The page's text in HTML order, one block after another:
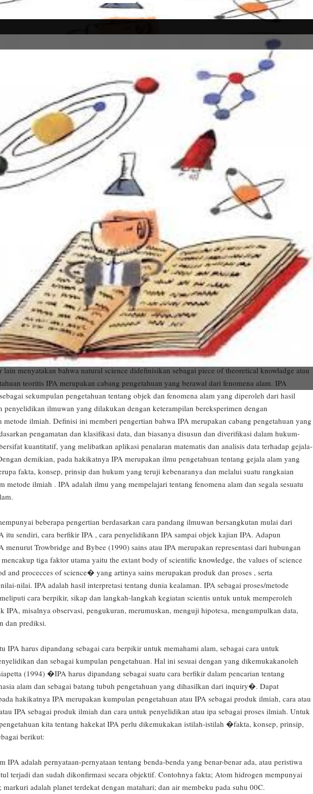
ILMU PENGETAHUAN ALAM (IPA)
 Umum HAKIKAT ILMU PENGETAHUAN ALAM (IPA)
2015
suatu ilmu yang mempelajari tentang alam sekitar beserta isinya. Hal ini berarti IPA
benda yang ada di alam, peristiwa, dan gejala-gejala yang muncul di alam. Ilmu dapat
suatu pengetahuan yang bersifat objektif. Jadi dari sisi istilah IPA adalah suatu pengetahuan
objektif tentang alam sekitar beserta isinya. Istilah Ilmu Pengetahuan Alam atau IPA dikenal juga
sains. Kata sains ini berasal dari bahasa latin yaitu scienta yang berarti �saya tahu�. Dalam
kata sains berasal dari kata science yang berarti �pengetahuan�. Science kemudian
social science yang dalam bahasa indonesia dikenal dengan ilmu pengetahuan sosial (IPS)
yang dalam bahasa indonesia dikenal dengan ilmu pengetahuan alam (IPA). Dalam kamus
natural science didefinisikan sebagai: systematic and formulated knowledge dealing with material
based mainly on observation and induction (yang diartikan bahwa ilmu pengetahuan alam
pengetahuan yang sistematis dan disusun dengan menghubungkan gejala-gejala alam
kebendaan dan didasarkan pada hasil pengamatan dan induksi).
menyatakan bahwa natural science didefinisikan sebagai piece of theoretical knowladge atau
teoritis IPA merupakan cabang pengetahuan yang berawal dari fenomena alam. IPA
sekumpulan pengetahuan tentang objek dan fenomena alam yang diperoleh dari hasil
penyelidikan ilmuwan yang dilakukan dengan keterampilan bereksperimen dengan
metode ilmiah. Definisi ini memberi pengertian bahwa IPA merupakan cabang pengetahuan yang
pengamatan dan klasifikasi data, dan biasanya disusun dan diverifikasi dalam hukum-
kuantitatif, yang melibatkan aplikasi penalaran matematis dan analisis data terhadap gejala-
demikian, pada hakikatnya IPA merupakan ilmu pengetahuan tentang gejala alam yang
fakta, konsep, prinsip dan hukum yang teruji kebenaranya dan melalui suatu rangkaian
metode ilmiah . IPA adalah ilmu yang mempelajari tentang fenomena alam dan segala sesuatu
beberapa pengertian berdasarkan cara pandang ilmuwan bersangkutan mulai dari
itu sendiri, cara berfikir IPA , cara penyelidikann IPA sampai objek kajian IPA. Adapun
menurut Trowbridge and Bybee (1990) sains atau IPA merupakan representasi dari hubungan
tiga faktor utama yaitu the extant body of scientific knowledge, the values of science
and procecces of science� yang artinya sains merupakan produk dan proses , serta
nilai. IPA adalah hasil interpretasi tentang dunia kealaman. IPA sebagai proses/metode
cara berpikir, sikap dan langkah-langkah kegiatan scientis untuk untuk memperoleh
IPA, misalnya observasi, pengukuran, merumuskan, menguji hipotesa, mengumpulkan data,
dan prediksi.
IPA harus dipandang sebagai cara berpikir untuk memahami alam, sebagai cara untuk
dan sebagai kumpulan pengetahuan. Hal ini sesuai dengan yang dikemukakanoleh
(1994) �IPA harus dipandang sebagai suatu cara berfikir dalam pencarian tentang
alam dan sebagai batang tubuh pengetahuan yang dihasilkan dari inquiry�. Dapat
hakikatnya IPA merupakan kumpulan pengetahuan atau IPA sebagai produk ilmiah, cara atau
IPA sebagai produk ilmiah dan cara untuk penyelidikan atau ipa sebagai proses ilmiah. Untuk
kita tentang hakekat IPA perlu dikemukakan istilah-istilah �fakta, konsep, prinsip,
berikut:
IPA adalah pernyataan-pernyataan tentang benda-benda yang benar-benar ada, atau peristiwa
terjadi dan sudah dikonfirmasi secara objektif. Contohnya fakta; Atom hidrogen mempunyai
markuri adalah planet terdekat dengan matahari; dan air membeku pada suhu 00C.